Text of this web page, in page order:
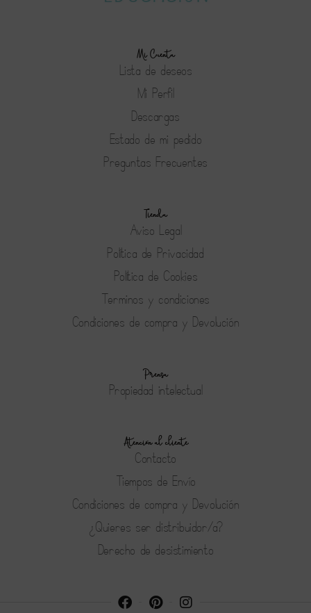
Mi Cuenta
Lista de deseos
Mi Perfil
Descargas
Estado de mi pedido
Preguntas Frecuentes
Tienda
Aviso Legal
Política de Privacidad
Política de Cookies
Terminos y condiciones
Condiciones de compra y Devolución
Prensa
Propiedad intelectual
Atención al cliente
Contacto
Tiempos de Envío
Condiciones de compra y Devolución
¿Quieres ser distribuidor/a?
Derecho de desistimiento